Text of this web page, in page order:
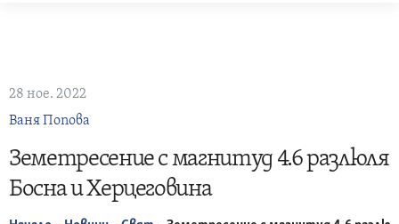
28 ное. 2022
Ваня Попова
Земетресение с магнитуд 4.6 разлюля
Босна и Херцеговина